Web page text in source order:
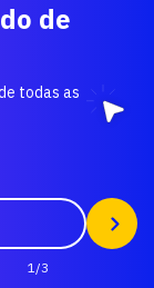
de
todas as
1/3